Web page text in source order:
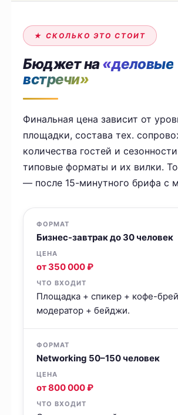
★ СКОЛЬКО ЭТО СТОИТ
Бюджет на«деловые
встречи»
Финальная цена зависит от
площадки, состава тех.
количества гостей и
типовые форматы и их вилки.
— после 15-минутного брифа с
Бизнес-завтрак до 30 человек
от 350 000 ₽
Площадка + спикер + кофе-
модератор + бейджи.
Networking 50–150 человек
от 800 000 ₽